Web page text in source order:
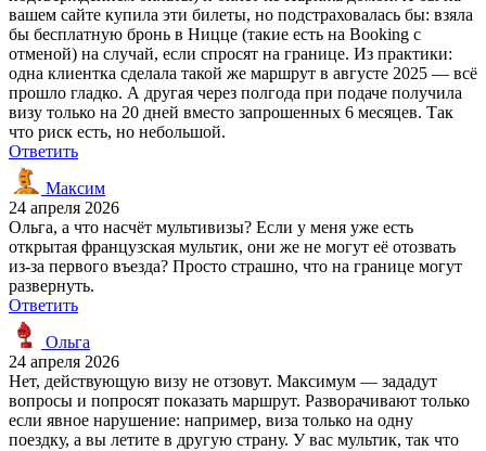
вашем сайте купила эти билеты, но подстраховалась бы: взяла
бы бесплатную бронь в Ницце (такие есть на Booking с
отменой) на случай, если спросят на границе. Из практики:
одна клиентка сделала такой же маршрут в августе 2025 — всё
прошло гладко. А другая через полгода при подаче получила
визу только на 20 дней вместо запрошенных 6 месяцев. Так
что риск есть, но небольшой.
Ответить
Максим
24 апреля 2026
Ольга, а что насчёт мультивизы? Если у меня уже есть
открытая французская мультик, они же не могут её отозвать
из-за первого въезда? Просто страшно, что на границе могут
развернуть.
Ответить
Ольга
24 апреля 2026
Нет, действующую визу не отзовут. Максимум — зададут
вопросы и попросят показать маршрут. Разворачивают только
если явное нарушение: например, виза только на одну
поездку, а вы летите в другую страну. У вас мультик, так что